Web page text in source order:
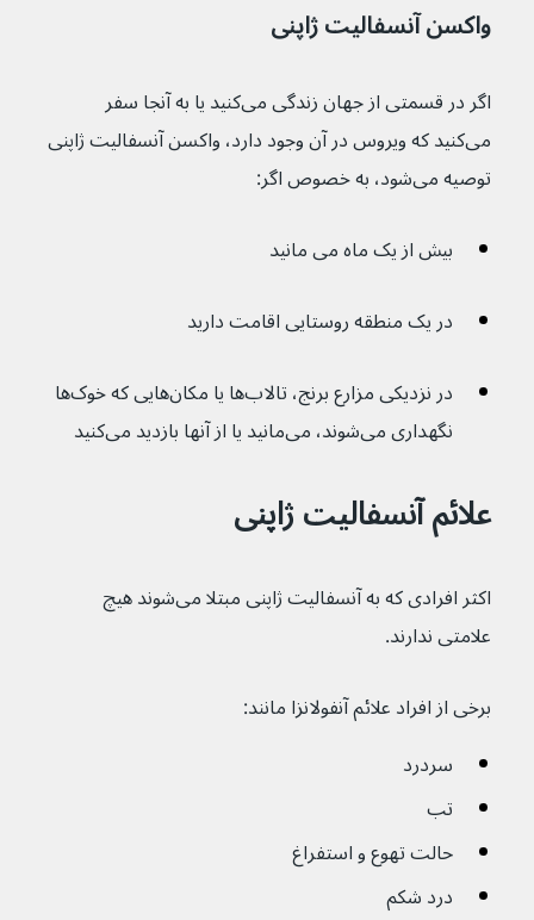
واکسن آنسفالیت ژاپنی
اگر در قسمتی از جهان زندگی می‌کنید یا به آنجا سفر
می‌کنید که ویروس در آن وجود دارد، واکسن آنسفالیت ژاپنی
توصیه می‌شود، به خصوص اگر:
بیش از یک ماه می مانید
در یک منطقه روستایی اقامت دارید
در نزدیکی مزارع برنج، تالاب‌ها یا مکان‌هایی که خوک‌ها
نگهداری می‌شوند، می‌مانید یا از آنها بازدید می‌کنید
علائم آنسفالیت ژاپنی
اکثر افرادی که به آنسفالیت ژاپنی مبتلا می‌شوند هیچ
علامتی ندارند.
برخی از افراد علائم آنفولانزا مانند:
سردرد
تب
حالت تهوع و استفراغ
درد شکم